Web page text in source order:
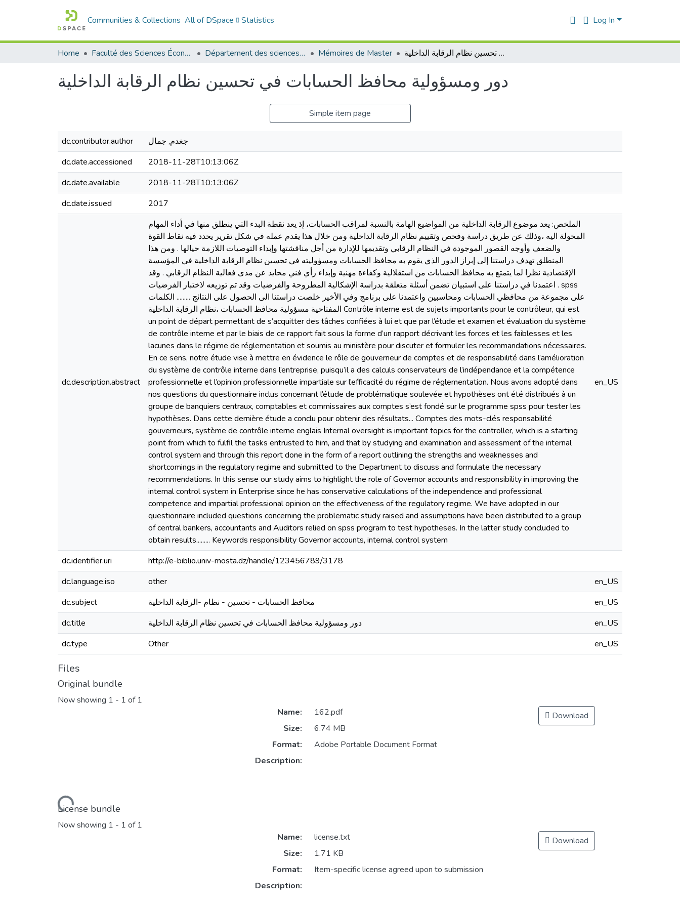
Communities & Collections All of DSpace Statistics Log In
Home Faculté des Sciences Économiques Commerciales et des Sciences de Gestion Département des sciences économiques Mémoires de Master دور ومسؤولية محافظ الحسابات في تحسين نظام الرقابة الداخلية
دور ومسؤولية محافظ الحسابات في تحسين نظام الرقابة الداخلية
Simple item page
dc.contributor.author
جغدم, جمال
dc.date.accessioned
2018-11-28T10:13:06Z
dc.date.available
2018-11-28T10:13:06Z
dc.date.issued
2017
dc.description.abstract
الملخص: يعد موضوع الرقابة الداخلية من المواضيع الهامة بالنسبة لمراقب الحسابات، إذ يعد نقطة البدء التي ينطلق منها في أداء المهام
المخولة اليه ،وذلك عن طريق دراسة وفحص وتقييم نظام الرقابة الداخلية ومن خلال هذا يقدم عمله في شكل تقرير يحدد فيه نقاط القوة
والضعف وأوجه القصور الموجودة في النظام الرقابي وتقديمها للإدارة من أجل مناقشتها وإبداء التوصيات اللازمة حيالها . ومن هذا
المنطلق تهدف دراستنا إلى إبراز الدور الذي يقوم به محافظ الحسابات ومسؤوليته في تحسين نظام الرقابة الداخلية في المؤسسة
الإقتصادية نظرا لما يتمتع به محافظ الحسابات من استقلالية وكفاءة مهنية وإبداء رأي فني محايد عن مدى فعالية النظام الرقابي . وقد
اعتمدنا في دراستنا على استبيان تضمن أسئلة متعلقة بدراسة الإشكالية المطروحة والفرضيات وقد تم توزيعه لاختبار الفرضيات . spss
على مجموعة من محافظي الحسابات ومحاسبين واعتمدنا على برنامج وفي الأخير خلصت دراستنا الى الحصول على النتائج ......... الكلمات
المفتاحية مسؤولية محافظ الحسابات ،نظام الرقابة الداخلية Contrôle interne est de sujets importants pour le contrôleur, qui est
un point de départ permettant de s’acquitter des tâches confiées à lui et que par l’étude et examen et évaluation du système
de contrôle interne et par le biais de ce rapport fait sous la forme d’un rapport décrivant les forces et les faiblesses et les
lacunes dans le régime de réglementation et soumis au ministère pour discuter et formuler les recommandations nécessaires.
En ce sens, notre étude vise à mettre en évidence le rôle de gouverneur de comptes et de responsabilité dans l’amélioration
du système de contrôle interne dans l’entreprise, puisqu’il a des calculs conservateurs de l’indépendance et la compétence
professionnelle et l’opinion professionnelle impartiale sur l’efficacité du régime de réglementation. Nous avons adopté dans
nos questions du questionnaire inclus concernant l’étude de problématique soulevée et hypothèses ont été distribués à un
groupe de banquiers centraux, comptables et commissaires aux comptes s’est fondé sur le programme spss pour tester les
hypothèses. Dans cette dernière étude a conclu pour obtenir des résultats... Comptes des mots-clés responsabilité
gouverneurs, système de contrôle interne englais Internal oversight is important topics for the controller, which is a starting
point from which to fulfil the tasks entrusted to him, and that by studying and examination and assessment of the internal
control system and through this report done in the form of a report outlining the strengths and weaknesses and
shortcomings in the regulatory regime and submitted to the Department to discuss and formulate the necessary
recommendations. In this sense our study aims to highlight the role of Governor accounts and responsibility in improving the
internal control system in Enterprise since he has conservative calculations of the independence and professional
competence and impartial professional opinion on the effectiveness of the regulatory regime. We have adopted in our
questionnaire included questions concerning the problematic study raised and assumptions have been distributed to a group
of central bankers, accountants and Auditors relied on spss program to test hypotheses. In the latter study concluded to
obtain results......... Keywords responsibility Governor accounts, internal control system
en_US
dc.identifier.uri
http://e-biblio.univ-mosta.dz/handle/123456789/3178
dc.language.iso
other
en_US
dc.subject
محافظ الحسابات - تحسين - نظام -الرقابة الداخلية
en_US
dc.title
دور ومسؤولية محافظ الحسابات في تحسين نظام الرقابة الداخلية
en_US
dc.type
Other en_US
Files
Original bundle
Now showing 1 - 1 of 1
Loading...
Name:
162.pdf
Size:
6.74 MB
Format:
Adobe Portable Document Format
Description:
Download
License bundle
Now showing 1 - 1 of 1
Name:
license.txt
Size:
1.71 KB
Format:
Item-specific license agreed upon to submission
Description:
Download